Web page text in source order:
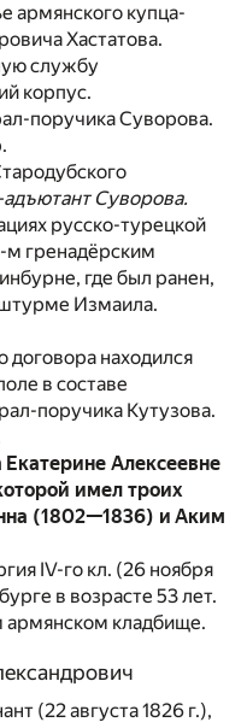
армянского купца-
Хастатова.
службу
корпус.
поручика Суворова.
Суворова.
русско-турецкой
м гренадёрским
где был ранен,
Измаила.
договора находился
в составе
поручика Кутузова.
Алексеевне
имел троих
(1802—1836) и Аким
IV-го кл. (26 ноября
в возрасте 53 лет.
кладбище.
(22 августа 1826 г.),